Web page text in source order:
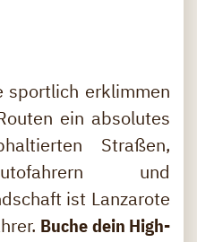
sportlich erklimmen
ein absolutes
Straßen,
und
ist Lanzarote
Buche dein High-